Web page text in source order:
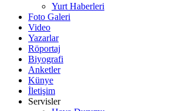
Yurt Haberleri
Foto Galeri
Video
Yazarlar
Röportaj
Biyografi
Anketler
Künye
İletişim
Servisler